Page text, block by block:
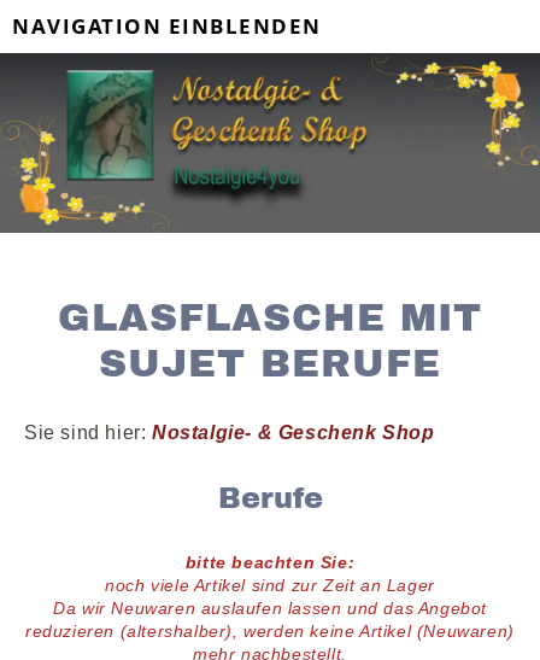
NAVIGATION EINBLENDEN
GLASFLASCHE MIT
SUJET BERUFE
Sie sind hier: Nostalgie- & Geschenk Shop
Berufe
bitte beachten Sie:
noch viele Artikel sind zur Zeit an Lager
Da wir Neuwaren auslaufen lassen und das Angebot
reduzieren (altershalber),werden keine Artikel (Neuwaren)
mehr nachbestellt.